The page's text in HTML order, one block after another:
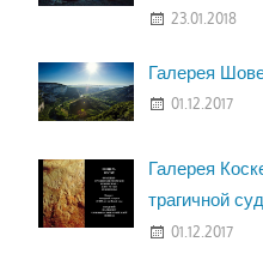
23.01.2018
Галерея
01.12.2017
Галерея
трагичной
01.12.2017